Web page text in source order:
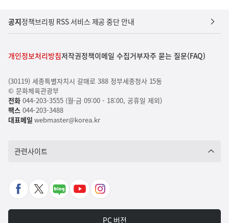
공지정책브리핑 RSS 서비스 제공 중단 안내
개인정보처리방침저작권정책이메일 수집거부자주 묻는 질문(FAQ)
(30119) 세종특별자치시 갈매로 388 정부세종청사 15동
© 문화체육관광부
전화044-203-3555 (월-금 09:00 - 18:00, 공휴일 제외)
팩스044-203-3488
대표메일 webmaster@korea.kr
관련사이트
페
X
네
유
인
타
PC 버전